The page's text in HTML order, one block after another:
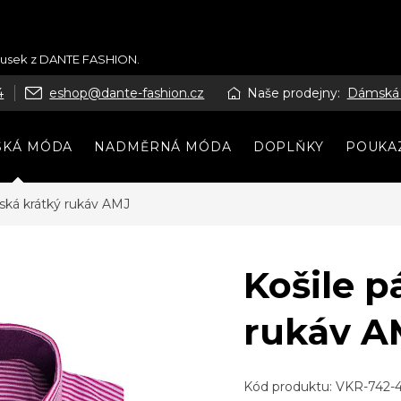
z DANTE FASHION.
eshop@dante-fashion.cz Naše prodejny:
MÓDA NADMĚRNÁ MÓDA DOPLŇKY
krátký rukáv AMJ
Košile
rukáv
Kód produktu: VKR-742-